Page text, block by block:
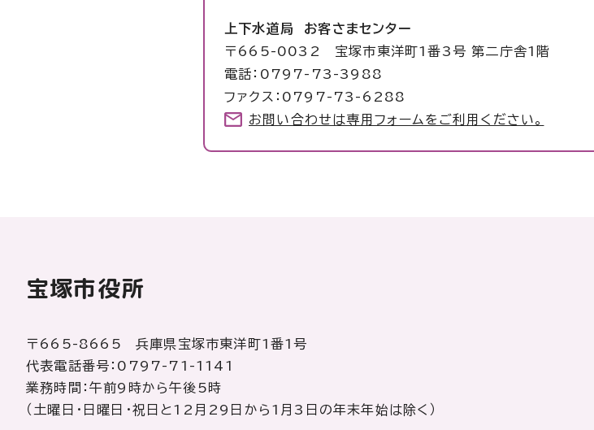
上下水道局 お客さまセンター
〒665-0032 宝塚市東洋町1番3号 第二庁舎1階
電話：0797-73-3988
ファクス：0797-73-6288
お問い合わせは専用フォームをご利用ください。
宝塚市役所
〒665-8665 兵庫県宝塚市東洋町1番1号
代表電話番号：0797-71-1141
業務時間：午前9時から午後5時
（土曜日・日曜日・祝日と12月29日から1月3日の年末年始は除く）